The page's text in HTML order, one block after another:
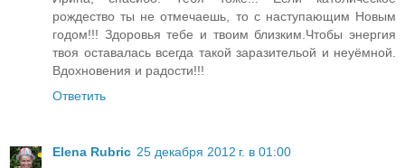
рождество ты не отмечаешь, то с наступающим Новым
годом!!! Здоровья тебе и твоим близким.Чтобы энергия
твоя оставалась всегда такой заразительой и неуёмной.
Вдохновения и радости!!!
Ответить
Elena Rubric 25 декабря 2012 г. в 01:00